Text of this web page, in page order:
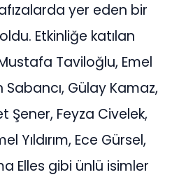
yer eden bir
Etkinliğe katılan
Taviloğlu, Emel
Gülay Kamaz,
Şener, Feyza Civelek,
Yıldırım, Ece Gürsel,
Elles gibi ünlü isimler